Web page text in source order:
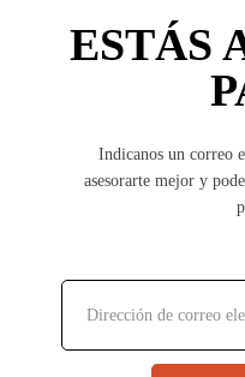
ESTÁS
Indicanos un correo
asesorarte mejor y